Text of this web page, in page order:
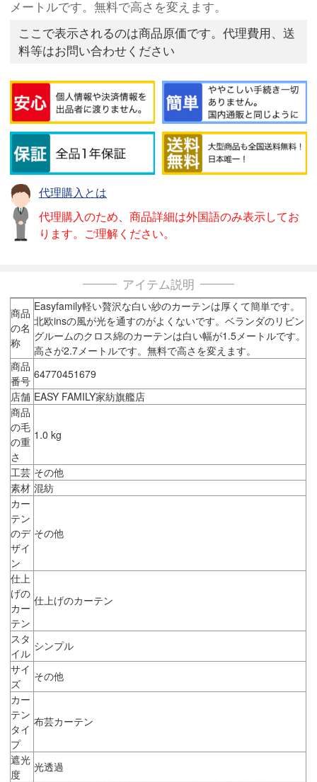
メートルです。無料で高さを変えます。
ここで表示されるのは商品原価です。代理費用、送
料等はお問い合わせください
代理購入とは
代理購入のため、商品詳細は外国語のみ表示してお
ります。ご理解ください。
アイテム説明
商品
の名
称
Easyfamily軽い贅沢な白い紗のカーテンは厚くて簡単です。
北欧insの風が光を通すのがよくないです。ベランダのリビン
グルームのクロス綿のカーテンは白い幅が1.5メートルです。
高さが2.7メートルです。無料で高さを変えます。
商品
番号 64770451679
店舗 EASY FAMILY家紡旗艦店
商品
の毛
の重
さ
1.0 kg
工芸 その他
素材 混紡
カー
テン
のデ
ザイ
ン
その他
仕上
げの
カー
テン
仕上げのカーテン
スタ
イル
シンプル
サイ
ズ
その他
カー
テン
タイ
プ
布芸カーテン
遮光
度
光透過